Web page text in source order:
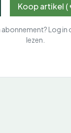
Koop artikel
abonnement? Log in
lezen.